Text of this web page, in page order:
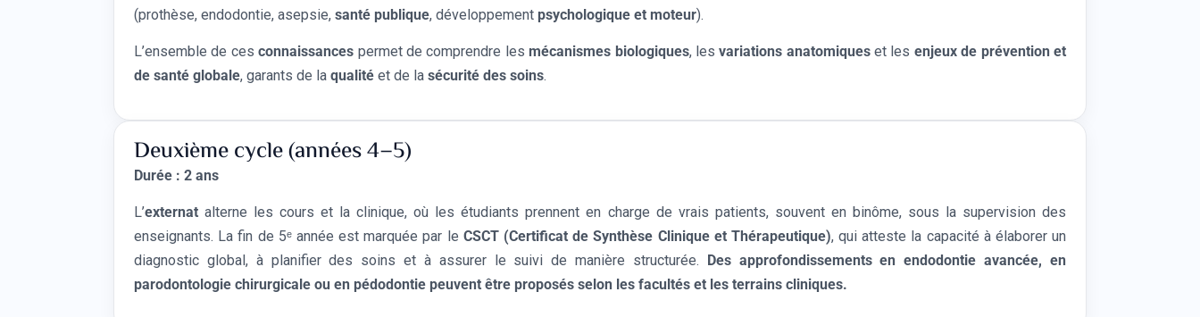
(prothèse, endodontie, asepsie, santé publique, développement psychologique et moteur).
L’ensemble de cesconnaissances permet de comprendre les mécanismes biologiques, lesvariations anatomiqueset les enjeux de prévention et
de santé globale, garants de la qualité et de la sécurité des soins.
Deuxième cycle (années 4–5)
Durée : 2 ans
L’externat alterne les cours et la clinique, où les étudiants prennent en charge de vrais patients, souvent en binôme, sous la supervision des
enseignants. La fin de 5ᵉ année est marquée par le CSCT (CertificatdeSynthèse Clinique et Thérapeutique), qui atteste la capacité à élaborer un
diagnostic global, à planifier des soins et à assurer le suivi de manière structurée. Des approfondissements en endodontie avancée, en
parodontologie chirurgicale ou en pédodontie peuvent être proposés selon les facultés et les terrains cliniques.